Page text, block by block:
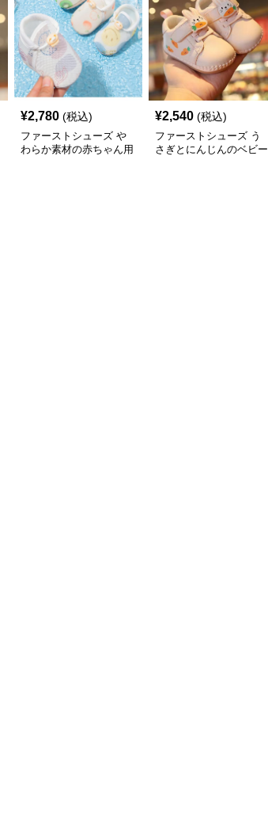
¥2,780 (税込)
ファーストシューズ や
わらか素材の赤ちゃん用
¥2,540 (税込)
ファーストシューズ う
さぎとにんじんのベビー